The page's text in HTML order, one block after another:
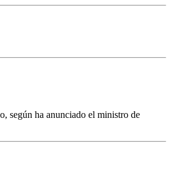
según ha anunciado el ministro de